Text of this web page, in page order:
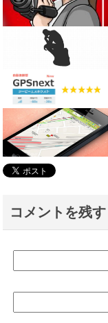
コメントを残す